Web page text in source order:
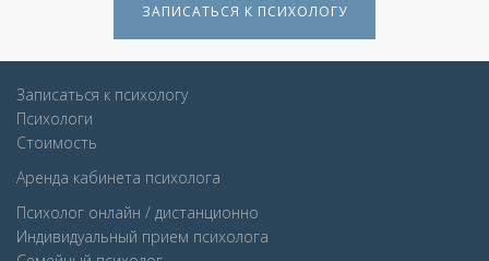
ЗАПИСАТЬСЯ К ПСИХОЛОГУ
Записаться к психологу
Психологи
Стоимость
Аренда кабинета психолога
Психолог онлайн / дистанционно
Индивидуальный прием психолога